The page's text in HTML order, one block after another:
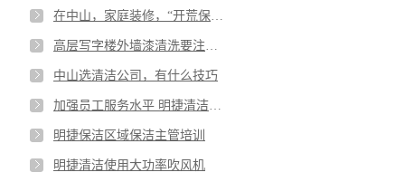
在中山，家庭装修，“开荒保洁”啥时候做？
高层写字楼外墙漆清洗要注意哪些问题
中山选清洁公司，有什么技巧
加强员工服务水平 明捷清洁对保洁主管进行培训
明捷保洁区域保洁主管培训
明捷清洁使用大功率吹风机